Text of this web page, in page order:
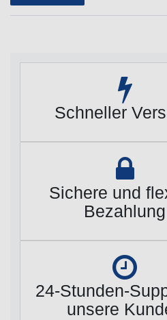
Schneller
Sichere und
Bezahlung
24-Stunden-
unsere